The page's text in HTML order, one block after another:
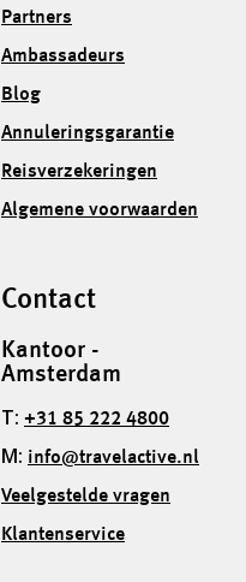
Partners
Ambassadeurs
Blog
Annuleringsgarantie
Reisverzekeringen
Algemene voorwaarden
Contact
Kantoor -
Amsterdam
T: +31 85 222 4800
M: info@travelactive.nl
Veelgestelde vragen
Klantenservice